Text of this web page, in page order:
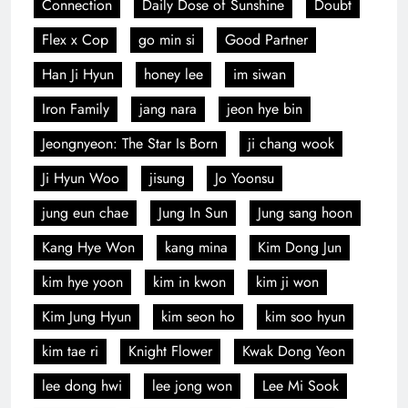
Connection Daily Dose of Sunshine
Doubt
Flex x Cop
go min si
Good Partner
Han Ji Hyun
honey lee
im siwan
Iron Family
jang nara
jeon hye bin
Jeongnyeon: The Star Is Born
ji chang wook
Ji Hyun Woo
jisung
Jo Yoonsu
jung eun chae
Jung In Sun
Jung sang hoon
Kang Hye Won
kang mina
Kim Dong Jun
kim hye yoon
kim in kwon
kim ji won
Kim Jung Hyun
kim seon ho
kim soo hyun
kim tae ri
Knight Flower
Kwak Dong Yeon
lee dong hwi
lee jong won
Lee Mi Sook